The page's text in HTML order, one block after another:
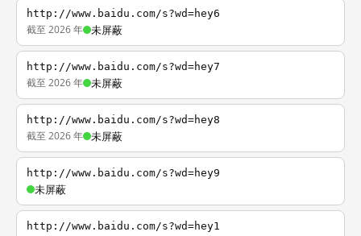
http://www.baidu.com/s?wd=hey6
截至 2026 年 未屏蔽
http://www.baidu.com/s?wd=hey7
截至 2026 年 未屏蔽
http://www.baidu.com/s?wd=hey8
截至 2026 年 未屏蔽
http://www.baidu.com/s?wd=hey9
未屏蔽
http://www.baidu.com/s?wd=hey1